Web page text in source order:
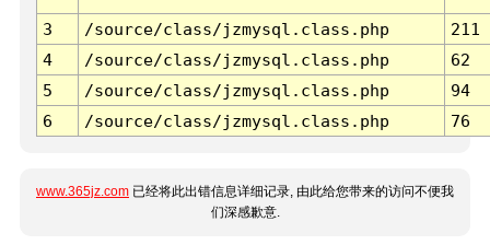
3 /source/class/jzmysql.class.php
211
4
/source/class/jzmysql.class.php
62
5
/source/class/jzmysql.class.php
94
6
/source/class/jzmysql.class.php 76
www.365jz.com 已经将此出错信息详细记录, 由此给您带来的访问不便我
们深感歉意.